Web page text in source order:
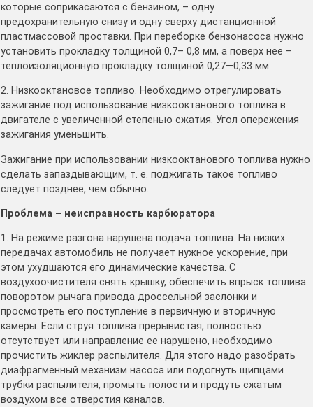
которые соприкасаются с бензином, – одну
предохранительную снизу и одну сверху дистанционной
пластмассовой проставки. При переборке бензонасоса нужно
установить прокладку толщиной 0,7– 0,8 мм, а поверх нее –
теплоизоляционную прокладку толщиной 0,27—0,33 мм.
2. Низкооктановое топливо. Необходимо отрегулировать
зажигание под использование низкооктанового топлива в
двигателе с увеличенной степенью сжатия. Угол опережения
зажигания уменьшить.
Зажигание при использовании низкооктанового топлива нужно
сделать запаздывающим, т. е. поджигать такое топливо
следует позднее, чем обычно.
Проблема – неисправность карбюратора
1. На режиме разгона нарушена подача топлива. На низких
передачах автомобиль не получает нужное ускорение, при
этом ухудшаются его динамические качества. С
воздухоочистителя снять крышку, обеспечить впрыск топлива
поворотом рычага привода дроссельной заслонки и
просмотреть его поступление в первичную и вторичную
камеры. Если струя топлива прерывистая, полностью
отсутствует или направление ее нарушено, необходимо
прочистить жиклер распылителя. Для этого надо разобрать
диафрагменный механизм насоса или подогнуть щипцами
трубки распылителя, промыть полости и продуть сжатым
воздухом все отверстия каналов.